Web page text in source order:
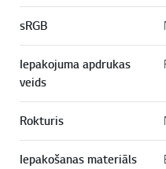
sRGB
Iepakojuma apdrukas
veids
Rokturis
Iepakošanas materiāls